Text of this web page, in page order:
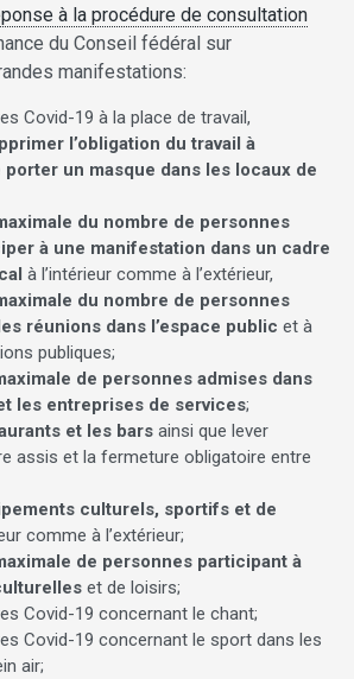
à la procédure de consultation
du Conseil fédéral sur
manifestations:
Covid-19 à la place de travail,
l’obligation du travail à
un masque dans les locaux de
du nombre de personnes
à une manifestation dans un cadre
à l’intérieur comme à l’extérieur,
du nombre de personnes
réunions dans l’espace public et à
publiques;
de personnes admises dans
les entreprises de services;
et les bars ainsi que lever
assis et la fermeture obligatoire entre
culturels, sportifs et de
comme à l’extérieur;
de personnes participant à
et de loisirs;
Covid-19 concernant le chant;
Covid-19 concernant le sport dans les
air;